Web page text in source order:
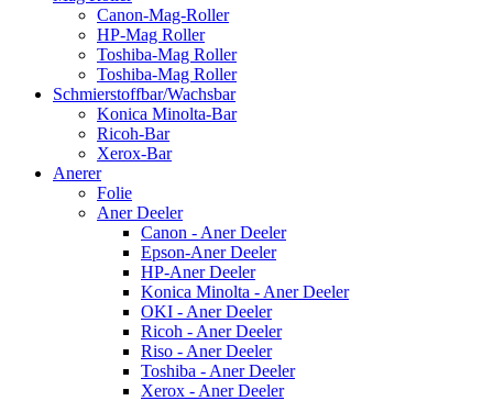
Canon-Mag-Roller
HP-Mag Roller
Toshiba-Mag Roller
Toshiba-Mag Roller
Schmierstoffbar/Wachsbar
Konica Minolta-Bar
Ricoh-Bar
Xerox-Bar
Anerer
Folie
Aner Deeler
Canon - Aner Deeler
Epson-Aner Deeler
HP-Aner Deeler
Konica Minolta - Aner Deeler
OKI - Aner Deeler
Ricoh - Aner Deeler
Riso - Aner Deeler
Toshiba - Aner Deeler
Xerox - Aner Deeler